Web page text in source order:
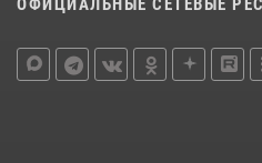
ОФИЦИАЛЬНЫЕ СЕТЕВЫЕ